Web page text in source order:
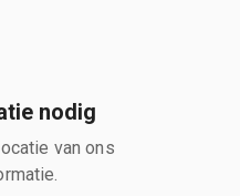
nodig
van ons